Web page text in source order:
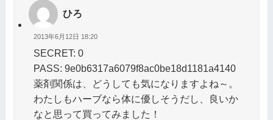
ひろ
2013年6月12日 18:20
SECRET: 0
PASS: 9e0b6317a6079f8ac0be18d1181a4140
薬剤関係は、どうしても気になりますよね～。
わたしもハーブなら体に優しそうだし、良いか
なと思って買ってみました！